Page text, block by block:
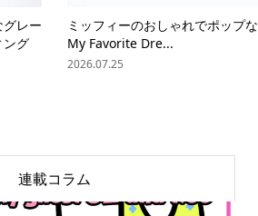
レー
ング
ミッフィーのおしゃれでポップな
My Favorite Dre...
2026.07.25
連載コラム